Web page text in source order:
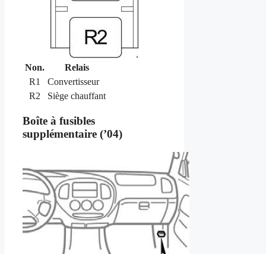
Non.
Relais
R1
Convertisseur
R2
Siège chauffant
Boîte à fusibles
supplémentaire (’04)